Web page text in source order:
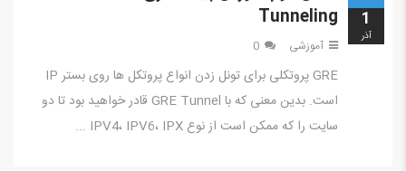
Tunneling
آموزشی 0
GRE پروتکلی برای تونل زدن انواع پروتکل ها روی بستر IP
است. بدین معنی که با GRE Tunnel قادر خواهید بود تا دو
سایت را که ممکن است از نوع IPV4، IPV6، IPX ...
1
آذر